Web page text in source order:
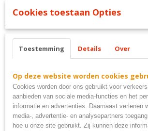
2 redenen om naar de kroeg te gaan bord
Ook interessant
Cookies toestaan Opties
Toestemming Details Over
Op deze website worden cookies
Cookies worden door ons gebruikt voor
aanbieden van sociale media-functies en het
informatie en advertenties. Daarnaast verlenen
media-, advertentie- en analysepartners
hoe u onze site gebruikt. Zij kunnen deze